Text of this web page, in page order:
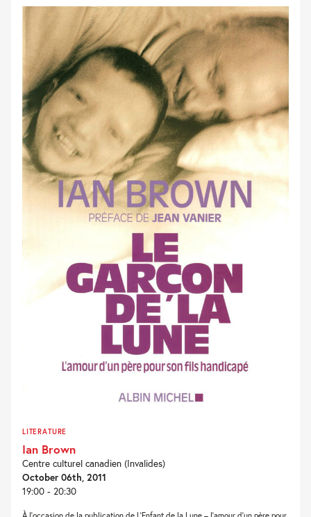
LITERATURE
Ian Brown
Centre culturel canadien (Invalides)
October 06th, 2011
19:00 - 20:30